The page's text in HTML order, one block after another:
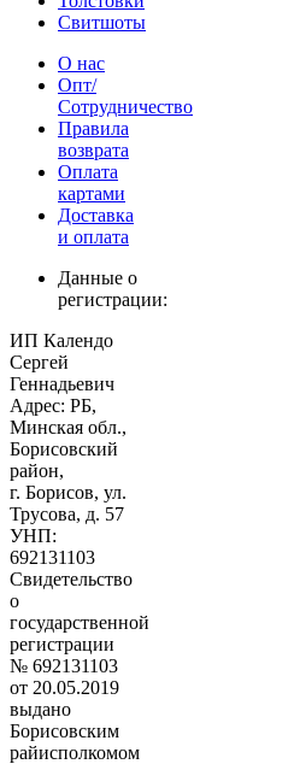
Свитшоты
О нас
Опт/
Сотрудничество
Правила
возврата
Оплата
картами
Доставка
и оплата
Данные о
регистрации:
ИП Календо
Сергей
Геннадьевич
Адрес: РБ,
Минская обл.,
Борисовский
район,
г. Борисов, ул.
Трусова, д. 57
УНП:
692131103
Свидетельство
о
государственной
регистрации
№ 692131103
от 20.05.2019
выдано
Борисовским
райисполкомом